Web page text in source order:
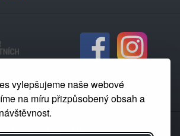
vylepšujeme naše webové
na míru přizpůsobený obsah a
Partnerský portál